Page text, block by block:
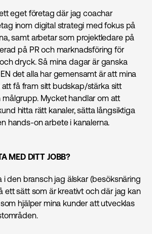
eget företag där jag coachar
inom digital strategi med fokus på
samt arbetar som projektledare på
på PR och marknads­föring för
dryck. Så mina dagar är ganska
det alla har gemensamt är att mina
att få fram sitt budskap/stärka sitt
målgrupp. Mycket handlar om att
hitta rätt kanaler, sätta långsiktiga
hands-on arbete i kanalerna.
MED DITT JOBB?
i den bransch jag älskar (besöksnäring
ett sätt som är kreativt och där jag kan
hjälper mina kunder att utvecklas